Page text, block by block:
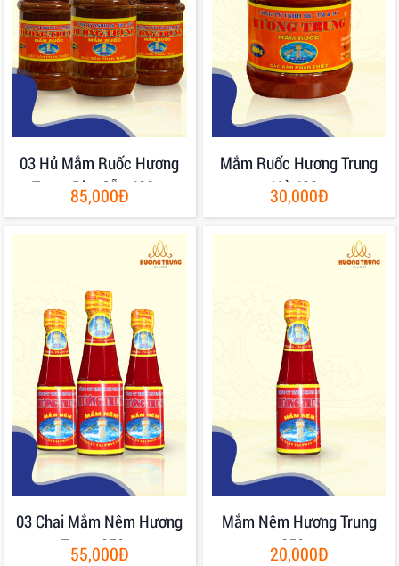
03 Hủ Mắm Ruốc Hương
Trung Pha Sẵn 400gr
85,000Đ
Mắm Ruốc Hương Trung
Hủ 400g
30,000Đ
03 Chai Mắm Nêm Hương
Trung 250gr
55,000Đ
Mắm Nêm Hương Trung
250gr
20,000Đ